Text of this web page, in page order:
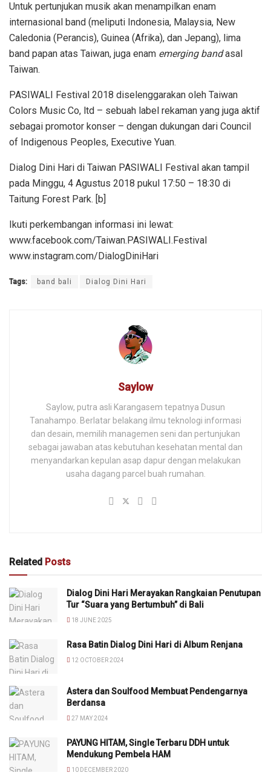
Untuk pertunjukan musik akan menampilkan enam
internasional band (meliputi Indonesia, Malaysia, New
Caledonia (Perancis), Guinea (Afrika), dan Jepang), lima
band papan atas Taiwan, juga enam emerging bandasal
Taiwan.
PASIWALI Festival 2018 diselenggarakan oleh Taiwan
Colors Music Co, ltd – sebuah label rekaman yang juga aktif
sebagai promotor konser – dengan dukungan dari Council
of Indigenous Peoples, Executive Yuan.
Dialog Dini Hari di Taiwan PASIWALI Festival akan tampil
pada Minggu, 4 Agustus 2018 pukul 17:50 – 18:30 di
Taitung Forest Park. [b]
Ikuti perkembangan informasi ini lewat:
www.facebook.com/Taiwan.PASIWALI.Festival
www.instagram.com/DialogDiniHari
Tags: band bali Dialog Dini Hari
Saylow
Saylow, putra asli Karangasem tepatnya Dusun
Tanahampo. Berlatar belakang ilmu teknologi informasi
dan desain, memilih managemen seni dan pertunjukan
sebagai jawaban atas kebutuhan kesehatan mental dan
menyandarkan kepulan asap dapur dengan melakukan
usaha dagang parcel buah rumahan.
Related Posts
Dialog Dini Hari Merayakan Rangkaian Penutupan
Tur “Suara yang Bertumbuh” di Bali
18 JUNE 2025
Rasa Batin Dialog Dini Hari di Album Renjana
12 OCTOBER 2024
Astera dan Soulfood Membuat Pendengarnya
Berdansa
27 MAY 2024
PAYUNG HITAM, Single Terbaru DDH untuk
Mendukung Pembela HAM
10 DECEMBER 2020